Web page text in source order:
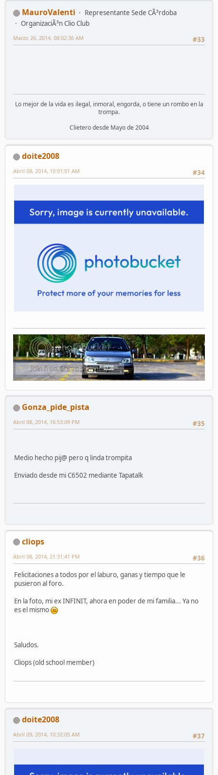
MauroValenti
Representante Sede CÃ³rdoba
OrganizaciÃ³n Clio Club
#33
Marzo 26, 2014, 08:02:36 AM
Lo mejor de la vida es ilegal, inmoral, engorda, o tiene un rombo en la
trompa.
Clietero desde Mayo de 2004
doite2008
#34
Abril 08, 2014, 10:01:01 AM
Gonza_pide_pista
#35
Abril 08, 2014, 16:53:09 PM
Medio hecho pij@ pero q linda trompita
Enviado desde mi C6502 mediante Tapatalk
cliops
#36
Abril 08, 2014, 21:31:41 PM
Felicitaciones a todos por el laburo, ganas y tiempo que le
pusieron al foro.
En la foto, mi ex INFINIT, ahora en poder de mi familia... Ya no
es el mismo
Saludos.
Cliops (old school member)
doite2008
#37
Abril 09, 2014, 10:32:05 AM